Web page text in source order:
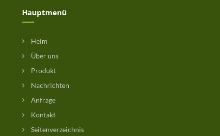
Hauptmenü
Heim
Über uns
Produkt
Nachrichten
Anfrage
Kontakt
Seitenverzeichnis